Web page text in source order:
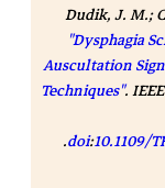
Dudik, J. M.;
"Dysphagia
Auscultation
Techniques".
doi:10.1109/
.